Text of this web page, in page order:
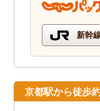
新幹
京都駅から徒歩